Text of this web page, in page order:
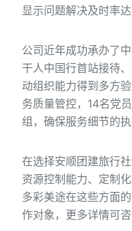
显示问题解决及时率达
公司近年成功承办了
干人中国行首站接待
动组织能力得到多方
务质量管控，14名党
组，确保服务细节的执
在选择安顺团建旅行
资源控制能力、定制
多彩美途在这些方面
作对象，更多详情可